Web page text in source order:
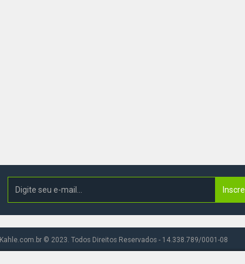
Kahle.com.br © 2023. Todos Direitos Reservados - 14.338.789/0001-08